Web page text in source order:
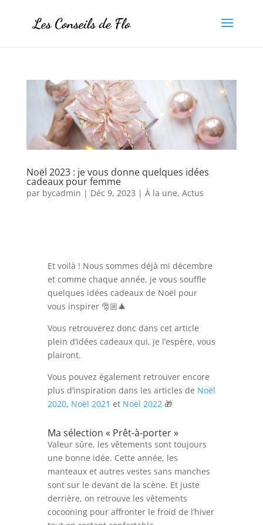
Noël 2023 : je vous donne quelques idées
cadeaux pour femme
par bycadmin | Déc 9, 2023 | À la une, Actus
Et voilà ! Nous sommes déjà mi décembre
et comme chaque année, je vous souffle
quelques idées cadeaux de Noël pour
vous inspirer 🎅🏼🎄
Vous retrouverez donc dans cet article
plein d’idées cadeaux qui, je l’espère, vous
plairont.
Vous pouvez également retrouver encore
plus d’inspiration dans les articles de Noël
2020, Noël 2021 et Noël 2022🎁
Ma sélection « Prêt-à-porter »
Valeur sûre, les vêtements sont toujours
une bonne idée. Cette année, les
manteaux et autres vestes sans manches
sont sur le devant de la scène. Et juste
derrière, on retrouve les vêtements
cocooning pour affronter le froid de l’hiver